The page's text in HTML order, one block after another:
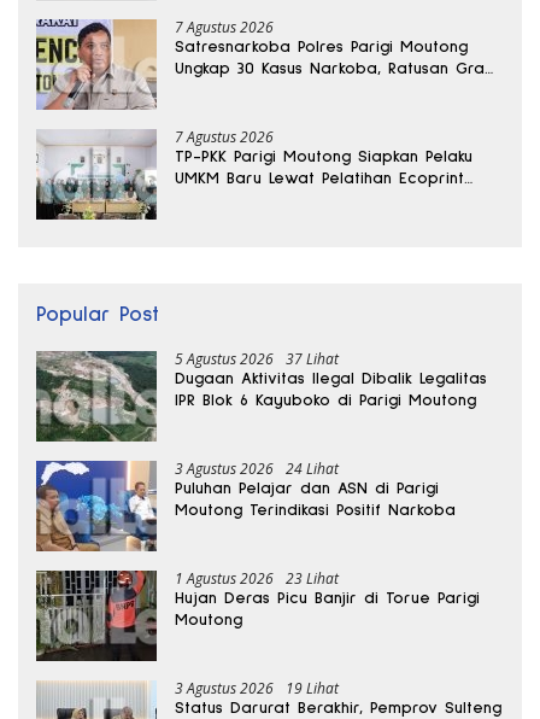
7 Agustus 2026
Satresnarkoba Polres Parigi Moutong
Ungkap 30 Kasus Narkoba, Ratusan Gram
7 Agustus 2026
TP-PKK Parigi Moutong Siapkan Pelaku
UMKM Baru Lewat Pelatihan Ecoprint
Popular Post
5 Agustus 2026 37 Lihat
Dugaan Aktivitas Ilegal Dibalik Legalitas
IPR Blok 6 Kayuboko di Parigi Moutong
3 Agustus 2026 24 Lihat
Puluhan Pelajar dan ASN di Parigi
Moutong Terindikasi Positif Narkoba
1 Agustus 2026 23 Lihat
Hujan Deras Picu Banjir di Torue Parigi
Moutong
3 Agustus 2026 19 Lihat
Status Darurat Berakhir, Pemprov Sulteng